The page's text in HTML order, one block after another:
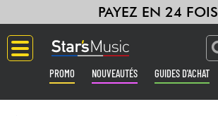
PAYEZ EN 24 FOIS
PROMO NOUVEAUTÉS GUIDES D'ACHAT